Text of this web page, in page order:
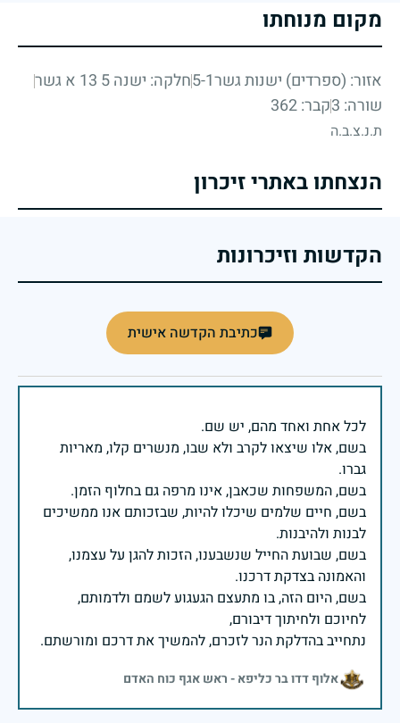
מקום מנוחתו
אזור: (ספרדים) ישנות גשר5-1
חלקה: ישנה 5 13 א גשר
שורה: 3
קבר: 362
ת.נ.צ.ב.ה
הנצחתו באתרי זיכרון
הקדשות וזיכרונות
כתיבת הקדשה אישית
בשם, אלו שיצאו לקרב ולא שבו, מנשרים קלו, מאריות
בשם, חיים שלמים שיכלו להיות, שבזכותם אנו ממשיכים
בשם, שבועת החייל שנשבענו, הזכות להגן על עצמנו,
בשם, היום הזה, בו מתעצם הגעגוע לשמם ולדמותם,
נתחייב בהדלקת הנר לזכרם, להמשיך את דרכם ומורשתם.
אלוף דדו בר כליפא - ראש אגף כוח האדם